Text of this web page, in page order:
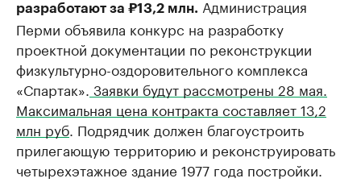
разработают за ₽13,2 млн. Администрация
Перми объявила конкурс на разработку
проектной документации по реконструкции
физкультурно-оздоровительного комплекса
«Спартак». Заявки будут рассмотрены 28 мая.
Максимальная цена контракта составляет 13,2
млн руб . Подрядчик должен благоустроить
прилегающую территорию и реконструировать
четырехэтажное здание 1977 года постройки.